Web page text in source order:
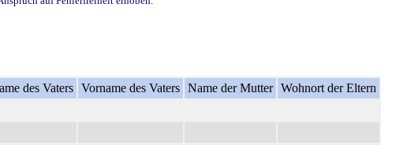
des Vaters Vorname des Vaters Name der Mutter Wohnort der Eltern